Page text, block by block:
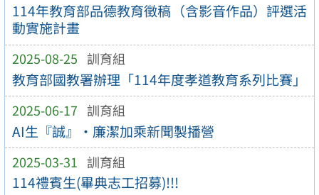
114年教育部品德教育徵稿（含影音作品）評選活
動實施計畫
2025-08-25 訓育組
教育部國教署辦理「114年度孝道教育系列比賽」
2025-06-17 訓育組
AI生『誠』•廉潔加乘新聞製播營
2025-03-31 訓育組
114禮賓生(畢典志工招募)!!!